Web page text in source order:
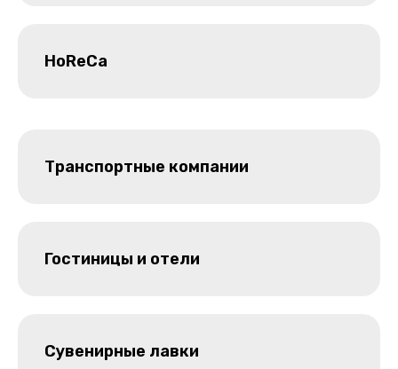
HoReCa
Транспортные компании
Гостиницы и отели
Сувенирные лавки